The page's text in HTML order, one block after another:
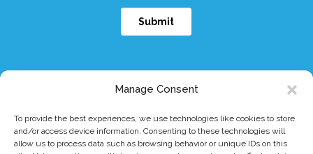
Manage Consent
To provide the best experiences, we use technologies like cookies to store
and/or access device information. Consenting to these technologies will
allow us to process data such as browsing behavior or unique IDs on this
© 2026 Dymicron, Inc. All rights reserved.|eIFU|Patents|Privacy Policy
Terms & Conditions Triadyme®-C is a trademark of Dymicron® Inc.